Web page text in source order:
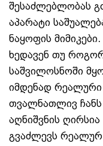
შესაძლებლობას
აპარატი
ნაყოფის
ხედავენ თუ როგორ
საშვილოსნოში
იმდენად
თვალნათლივ
აღნიშვნის ღირსია
გვაძლევს